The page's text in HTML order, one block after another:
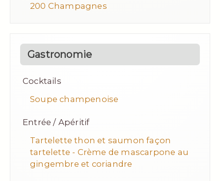
200 Champagnes
Gastronomie
Cocktails
Soupe champenoise
Entrée / Apéritif
Tartelette thon et saumon façon
tartelette - Crème de mascarpone au
gingembre et coriandre